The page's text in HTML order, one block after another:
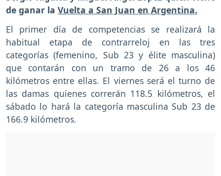
de ganar la Vuelta a San Juan en Argentina.
El primer día de competencias se realizará la
habitual etapa de contrarreloj en las tres
categorías (femenino, Sub 23 y élite masculina)
que contarán con un tramo de 26 a los 46
kilómetros entre ellas. El viernes será el turno de
las damas quienes correrán 118.5 kilómetros, el
sábado lo hará la categoría masculina Sub 23 de
166.9 kilómetros.